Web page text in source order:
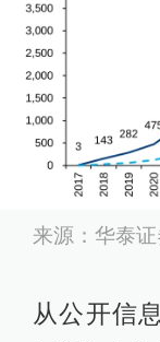
来源：华泰
从公开信